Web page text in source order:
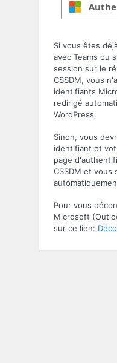
Si vous êtes
avec Teams ou
session sur le
CSSDM, vous
identifiants
redirigé
WordPress.
Sinon, vous
identifiant et
page
CSSDM et vous
Pour vous
Microsoft
sur ce lien: